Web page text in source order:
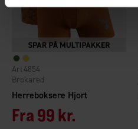
Herreboksere Hjort
Brokared
4854
Fra99 kr.